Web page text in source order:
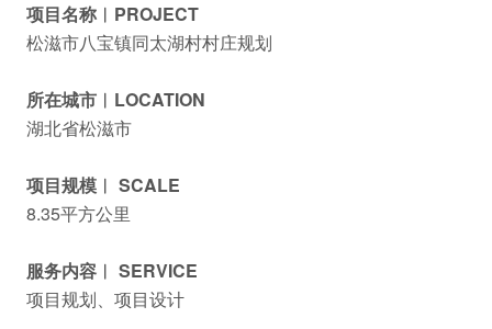
项目名称︱PROJECT
松滋市八宝镇同太湖村村庄规划
所在城市︱LOCATION
湖北省松滋市
项目规模︱ SCALE
8.35平方公里
服务内容︱ SERVICE
项目规划、项目设计